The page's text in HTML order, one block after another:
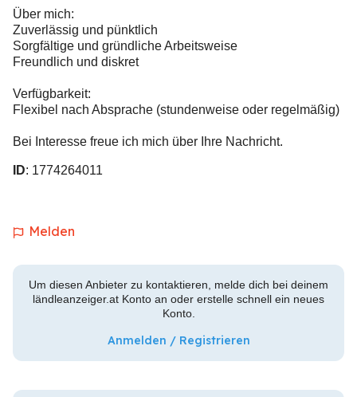
Über mich:
Zuverlässig und pünktlich
Sorgfältige und gründliche Arbeitsweise
Freundlich und diskret
Verfügbarkeit:
Flexibel nach Absprache (stundenweise oder regelmäßig)
Bei Interesse freue ich mich über Ihre Nachricht.
ID: 1774264011
Melden
Um diesen Anbieter zu kontaktieren, melde dich bei deinem
ländleanzeiger.at Konto an oder erstelle schnell ein neues
Konto.
Anmelden / Registrieren